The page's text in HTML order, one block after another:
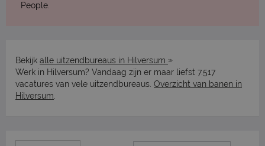
People.
Bekijk alle uitzendbureaus in Hilversum »
Werk in Hilversum? Vandaag zijn er maar liefst 7.517
vacatures van vele uitzendbureaus. Overzicht van banen in
Hilversum